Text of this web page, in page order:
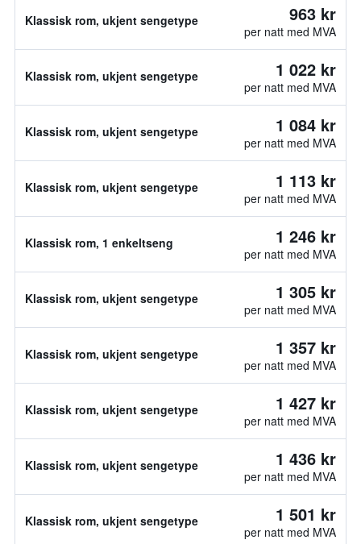
Klassisk rom, ukjent sengetype 963 kr
per natt med MVA
Klassisk rom, ukjent sengetype 1 022 kr
per natt med MVA
Klassisk rom, ukjent sengetype 1 084 kr
per natt med MVA
Klassisk rom, ukjent sengetype 1 113 kr
per natt med MVA
Klassisk rom, 1 enkeltseng 1 246 kr
per natt med MVA
Klassisk rom, ukjent sengetype 1 305 kr
per natt med MVA
Klassisk rom, ukjent sengetype 1 357 kr
per natt med MVA
Klassisk rom, ukjent sengetype 1 427 kr
per natt med MVA
Klassisk rom, ukjent sengetype 1 436 kr
per natt med MVA
Klassisk rom, ukjent sengetype 1 501 kr
per natt med MVA